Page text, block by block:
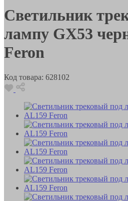
Светильник
лампу GX53
Feron
Код товара: 628102